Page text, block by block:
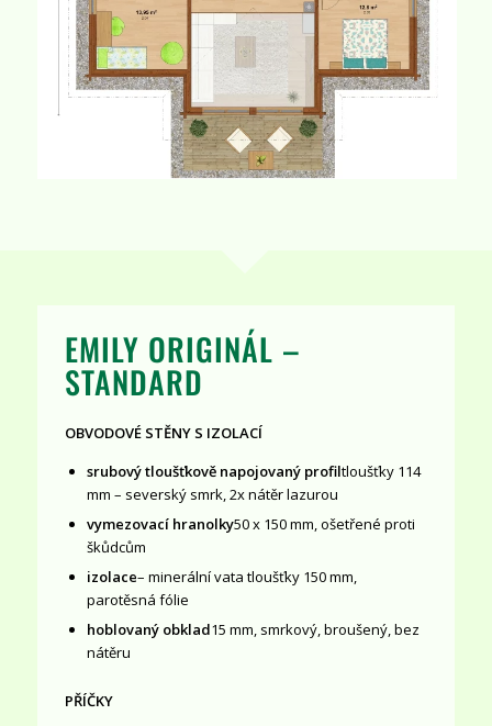
EMILY ORIGINÁL –
STANDARD
OBVODOVÉ STĚNY S IZOLACÍ
srubový tloušťkově napojovaný profiltloušťky 114
mm – severský smrk, 2x nátěr lazurou
vymezovací hranolky50 x 150 mm, ošetřené proti
škůdcům
izolace– minerální vata tloušťky 150 mm,
parotěsná fólie
hoblovaný obklad15 mm, smrkový, broušený, bez
nátěru
PŘÍČKY